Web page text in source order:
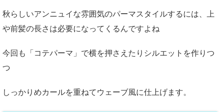
秋らしいアンニュイな雰囲気のパーマスタイルするには、上
や前髪の長さは必要になってくるんですよね
今回も「コテパーマ」で横を押さえたりシルエットを作りつ
つ
しっかりめカールを重ねてウェーブ風に仕上げます。